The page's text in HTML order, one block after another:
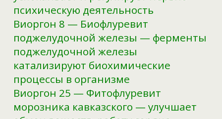
психическую деятельность
Виоргон 8 — Биофлуревит
поджелудочной железы — ферменты
поджелудочной железы
катализируют биохимические
процессы в организме
Виоргон 25 — Фитофлуревит
морозника кавказского — улучшает